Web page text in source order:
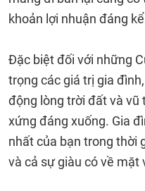
khoản lợi nhuận đáng
Đặc biệt đối với những
trọng các giá trị gia
động lòng trời đất và vũ
xứng đáng xuống. Gia
nhất của bạn trong thời
và cả sự giàu có về mặt